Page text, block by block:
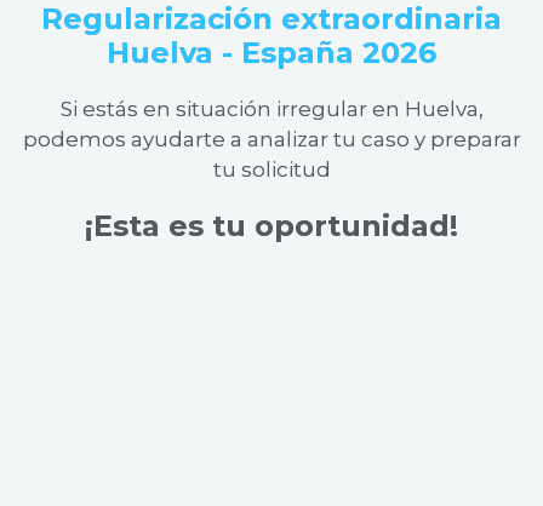
Regularización extraordinaria
Huelva - España 2026
Si estás en situación irregular en Huelva,
podemos ayudarte a analizar tu caso y preparar
tu solicitud
¡Esta es tu oportunidad!